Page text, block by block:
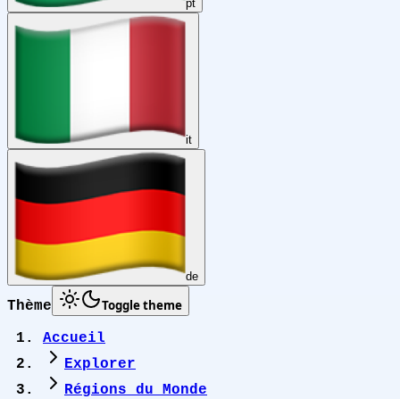
pt
it
de
Thème Toggle theme
Accueil
Explorer
Régions du Monde